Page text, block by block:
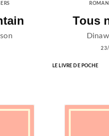
Tous
LE LIVRE DE POCHE